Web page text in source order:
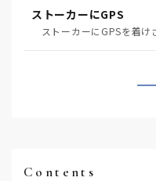
ストーカーにGPS
Contents